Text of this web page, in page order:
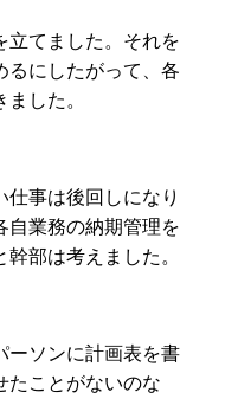
立てました。それを
るにしたがって、各
した。
事は後回しになり
自業務の納期管理を
部は考えました。
ーソンに計画表を書
たことがないのな